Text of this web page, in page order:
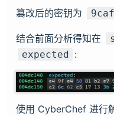
篡改后的密钥为
结合前面分析得知在
expected :
使用 CyberChef 进行